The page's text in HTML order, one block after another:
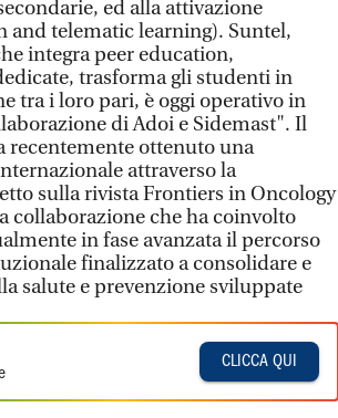
ed alla attivazione
and telematic learning). Suntel,
integra peer education,
trasforma gli studenti in
tra i loro pari, è oggi operativo in
di Adoi e Sidemast". Il
recentemente ottenuto una
attraverso la
sulla rivista Frontiers in Oncology
collaborazione che ha coinvolto
in fase avanzata il percorso
finalizzato a consolidare e
salute e prevenzione sviluppate
CLICCA QUI